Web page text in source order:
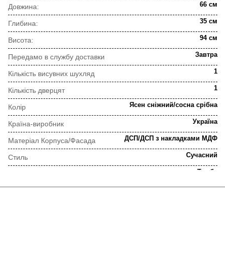
Довжина: 66 см
Глибина: 35 см
Висота: 94 см
Передамо в службу доставки Завтра
Кількість висувних шухляд 1
Кількість дверцят 1
Колір Ясен сніжний/сосна срібна
Країна-виробник Україна
Матеріал Корпуса/Фасада ДСП/ДСП з накладками МДФ
Стиль Сучасний
Тумба
Телескопічні направляючі, фірмові петлі